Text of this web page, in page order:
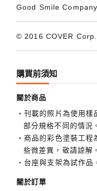
Good Smile Company
© 2016 COVER Corp.
購買前須知
關於商品
刊載的照片為使用樣
部分規格不同的情況。
商品的彩色塗裝工程
些微差異，敬請諒解。
台座與支架為試作品
關於訂單